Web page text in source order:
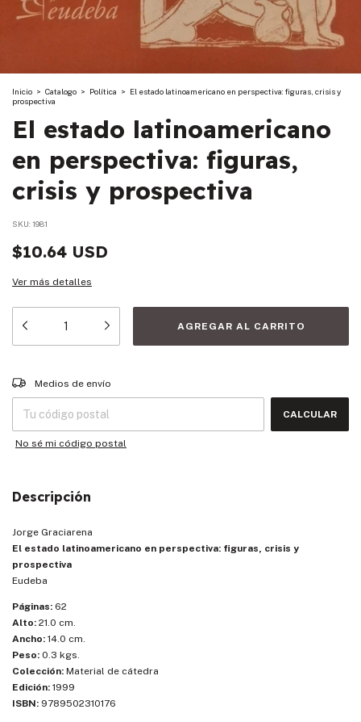
Inicio > Catalogo > Política > El estado latinoamericano en perspectiva: figuras, crisis y
prospectiva
El estado latinoamericano
en perspectiva: figuras,
crisis y prospectiva
SKU: 1981
$10.64 USD
Ver más detalles
Entregas para el CP:
Medios de envío
CALCULAR
No sé mi código postal
Descripción
Jorge Graciarena
El estado latinoamericano en perspectiva: figuras, crisis y
prospectiva
Eudeba
Páginas: 62
Alto: 21.0 cm.
Ancho: 14.0 cm.
Peso: 0.3 kgs.
Colección: Material de cátedra
Edición: 1999
ISBN: 9789502310176